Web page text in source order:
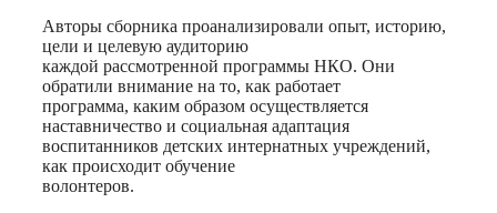
Авторы сборника проанализировали опыт, историю,
цели и целевую аудиторию
каждой рассмотренной программы НКО. Они
обратили внимание на то, как работает
программа, каким образом осуществляется
наставничество и социальная адаптация
воспитанников детских интернатных учреждений,
как происходит обучение
волонтеров.